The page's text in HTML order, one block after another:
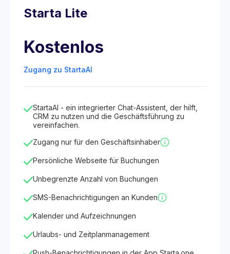
Starta Lite
Kostenlos
Zugang zu StartaAI
StartaAI - ein integrierter Chat-Assistent, der hilft,
CRM zu nutzen und die Geschäftsführung zu
vereinfachen.
Zugang nur für den Geschäftsinhaber
Persönliche Webseite für Buchungen
Unbegrenzte Anzahl von Buchungen
SMS-Benachrichtigungen an Kunden
Kalender und Aufzeichnungen
Urlaubs- und Zeitplanmanagement